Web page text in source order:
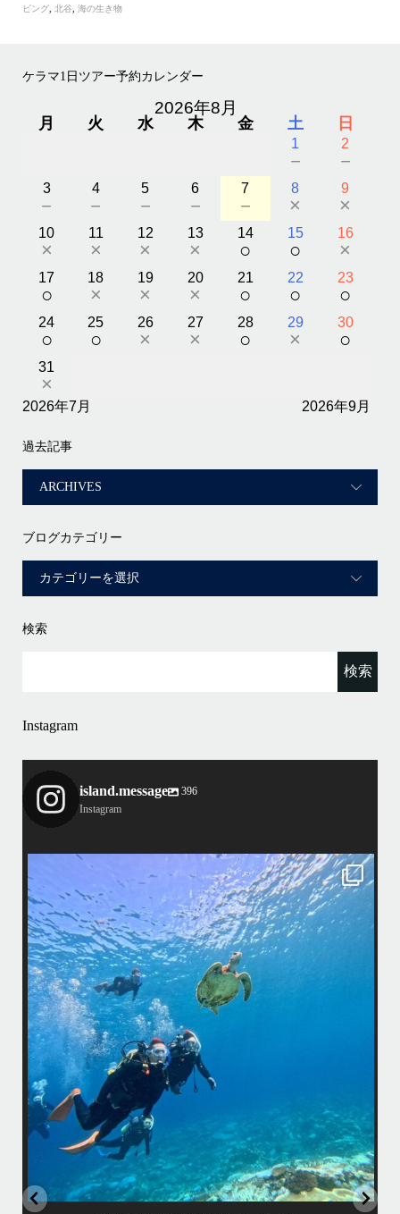
ビング, 北谷, 海の生き物
ケラマ1日ツアー予約カレンダー
2026年8月
月 火 水 木 金 土 日
1
－
2
－
3
－
4
－
5
－
6
－
7
－
8
×
9
×
10
×
11
×
12
×
13
×
14
○
15
○
16
×
17
○
18
×
19
×
20
×
21
○
22
○
23
○
24
○
25
○
26
×
27
×
28
○
29
×
30
○
31
×
2026年7月 2026年9月
過去記事
ブログカテゴリー
検索
Instagram
island.message
396
Instagram
island.message
はいさい！
アイランドメッセージです
•
最近投稿できてませんでしたが今シーズンも渡嘉敷島上陸ツアーとケラ
マ体験ダイビング&シュノーケル班に分かれて毎日海へ行っております
•
海が穏やかな日がずーっと続いていてボートダイビングには最高のコン
ディションです！
昔よく潜りに来て下さっていたリピーターさんの子供が10才になったの
で一緒にダイビングデビュー…なんて嬉しいシチュエーションもあり、
毎日色々なお客様と楽しくご一緒させて頂いてます
渡嘉敷島の方も夏には珍しい北風つづきのおかげでビーチが穏やか
...
8月 14